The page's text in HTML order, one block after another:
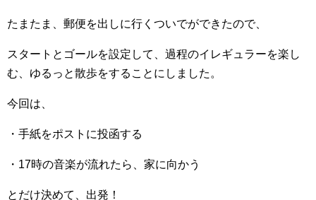
たまたま、郵便を出しに行くついでができたので、
スタートとゴールを設定して、過程のイレギュラーを楽し
む、ゆるっと散歩をすることにしました。
今回は、
・手紙をポストに投函する
・17時の音楽が流れたら、家に向かう
とだけ決めて、出発！